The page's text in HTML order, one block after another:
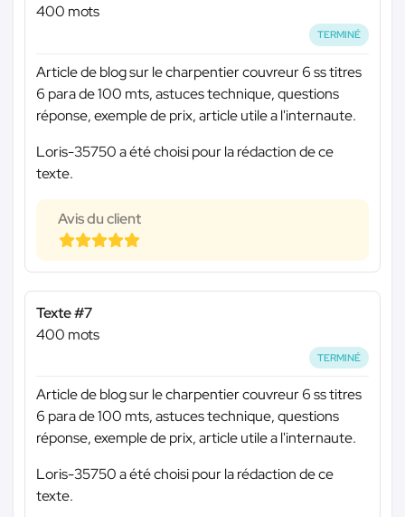
400 mots
TERMINÉ
Article de blog sur le charpentier couvreur 6 ss titres
6 para de 100 mts, astuces technique, questions
réponse, exemple de prix, article utile a l'internaute.
Loris-35750 a été choisi pour la rédaction de ce
texte.
Avis du client
Texte #7
400 mots
TERMINÉ
Article de blog sur le charpentier couvreur 6 ss titres
6 para de 100 mts, astuces technique, questions
réponse, exemple de prix, article utile a l'internaute.
Loris-35750 a été choisi pour la rédaction de ce
texte.